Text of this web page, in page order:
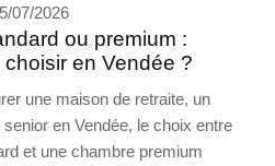
07/2026
ou premium :
en Vendée ?
une maison de retraite, un
en Vendée, le choix entre
et une chambre premium